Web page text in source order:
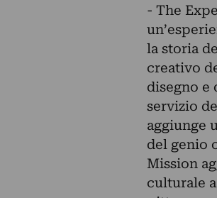
- The
la storia
creativo
disegno e
servizio
aggiunge
del genio
Mission
culturale